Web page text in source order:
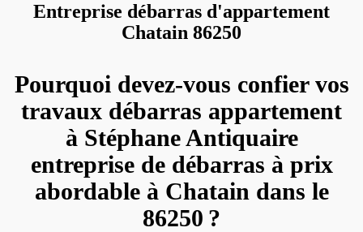
Entreprise débarras d'appartement
Chatain 86250
Pourquoi devez-vous confier vos
travaux débarras appartement
à Stéphane Antiquaire
entreprise de débarras à prix
abordable à Chatain dans le
86250 ?